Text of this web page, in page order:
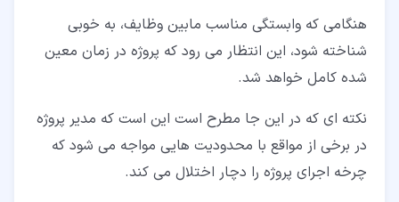
هنگامی که وابستگی مناسب مابین وظایف، به خوبی
شناخته شود، این انتظار می رود که پروژه در زمان معین
شده کامل خواهد شد.
نکته ای که در این جا مطرح است این است که مدیر پروژه
در برخی از مواقع با محدودیت هایی مواجه می شود که
چرخه اجرای پروژه را دچار اختلال می کند.